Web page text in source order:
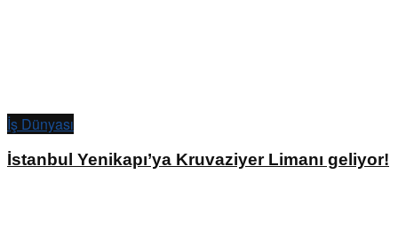
İş Dünyası
İstanbul Yenikapı’ya Kruvaziyer Limanı geliyor!